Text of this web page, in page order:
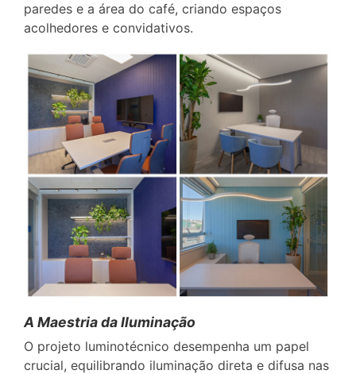
paredes e a área do café, criando espaços
acolhedores e convidativos.
A Maestria da Iluminação
O projeto luminotécnico desempenha um papel
crucial, equilibrando iluminação direta e difusa nas